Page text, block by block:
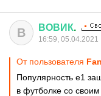
В ВОВИК.
16:59, 05.04.2021
От пользователя
Популярность е1
в футболке со